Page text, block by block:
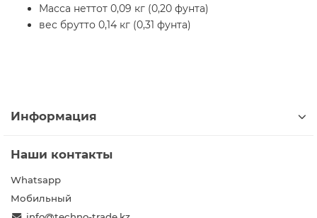
Масса неттот 0,09 кг (0,20 фунта)
вес брутто 0,14 кг (0,31 фунта)
Информация
Наши контакты
Whatsapp
Мобильный